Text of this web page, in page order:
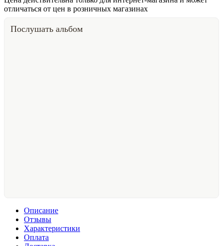
отличаться от цен в розничных магазинах
Послушать альбом
Описание
Отзывы
Характеристики
Оплата